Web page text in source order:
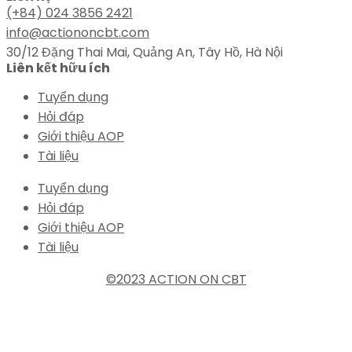
(+84) 024 3856 2421
info@actiononcbt.com
30/12 Đặng Thai Mai, Quảng An, Tây Hồ, Hà Nội
Liên kết hữu ích
Tuyển dụng
Hỏi đáp
Giới thiệu AOP
Tài liệu
Tuyển dụng
Hỏi đáp
Giới thiệu AOP
Tài liệu
©2023 ACTION ON CBT